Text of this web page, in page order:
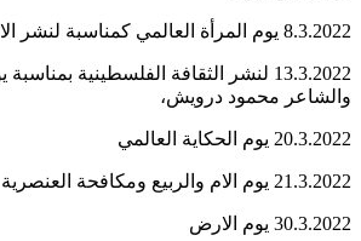
8.3.2022 يوم المرأة العالمي كمناسبة لنشر الادب النسائي،
13.3.2022 لنشر الثقافة الفلسطينية
والشاعر محمود درويش،
20.3.2022 يوم الحكاية العالمي
21.3.2022 يوم الام والربيع ومكافحة العنصرية
30.3.2022 يوم الارض